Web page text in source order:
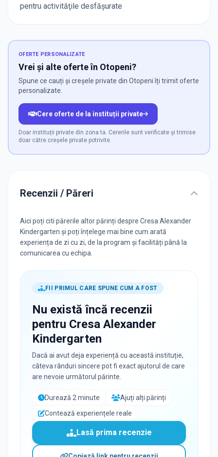
pentru activităţile desfăşurate
OFERTE PERSONALIZATE
Vrei și alte oferte în Otopeni?
Spune ce cauți și creșele private din Otopeni îți trimit oferte
personalizate.
Cere oferte de la instituții private
Doar instituții private din zona ta. Cererile sunt verificate și trimise
doar către creșele private potrivite.
Recenzii / Păreri
Aici poți citi părerile altor părinți despre Cresa Alexander
Kindergarten și poți înțelege mai bine cum arată
experiența de zi cu zi, de la program și facilități până la
comunicarea cu echipa.
FII PRIMUL CARE SPUNE CUM A FOST
Nu există încă recenzii
pentru Cresa Alexander
Kindergarten
Dacă ai avut deja experiență cu această instituție,
câteva rânduri sincere pot fi exact ajutorul de care
are nevoie următorul părinte.
Durează 2 minute
Ajuți alți părinți
Contează experiențele reale
Lasă prima recenzie